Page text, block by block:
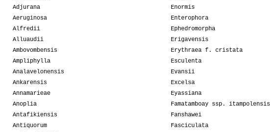
Adjurana
Aeruginosa
Alfredii
Alluaudii
Ambovombensis
Ampliphylla
Analavelonensis
Ankarensis
Annamarieae
Anoplia
Antafikiensis
Antiquorum
Enormis
Enterophora
Ephedromorpha
Erigavensis
Erythraea f. cristata
Esculenta
Evansii
Excelsa
Eyassiana
Famatamboay ssp. itampolensis
Fanshawei
Fasciculata